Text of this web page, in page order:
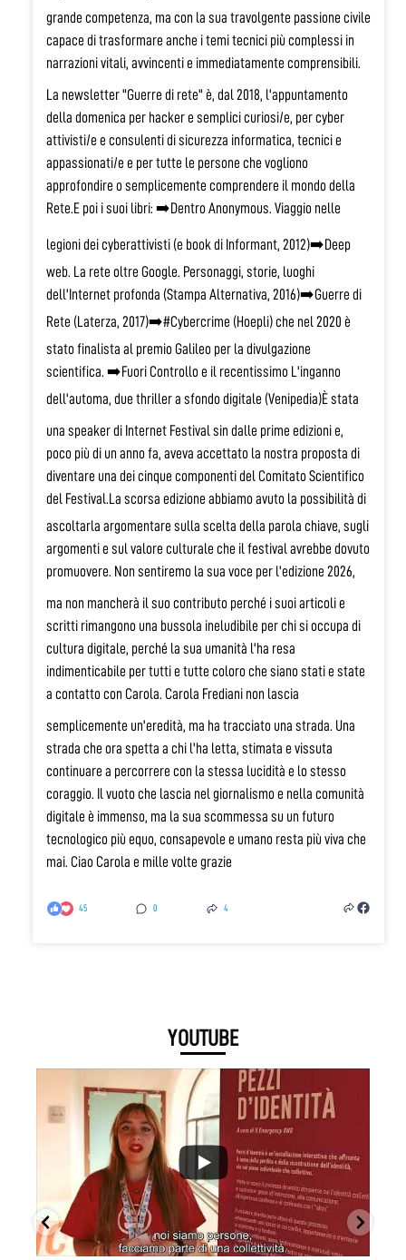
grande competenza, ma con la sua travolgente passione civile
capace di trasformare anche i temi tecnici più complessi in
narrazioni vitali, avvincenti e immediatamente comprensibili.
La newsletter "Guerre di rete" è, dal 2018, l'appuntamento
della domenica per hacker e semplici curiosi/e, per cyber
attivisti/e e consulenti di sicurezza informatica, tecnici e
appassionati/e e per tutte le persone che vogliono
approfondire o semplicemente comprendere il mondo della
Rete.E poi i suoi libri: ➡️Dentro Anonymous. Viaggio nelle
legioni dei cyberattivisti (e book di Informant, 2012)➡️Deep
web. La rete oltre Google. Personaggi, storie, luoghi
dell'Internet profonda (Stampa Alternativa, 2016)➡️Guerre di
Rete (Laterza, 2017)➡️#Cybercrime (Hoepli) che nel 2020 è
stato finalista al premio Galileo per la divulgazione
scientifica. ➡️Fuori Controllo e il recentissimo L'inganno
dell'automa, due thriller a sfondo digitale (Venipedia)È stata
una speaker di Internet Festival sin dalle prime edizioni e,
poco più di un anno fa, aveva accettato la nostra proposta di
diventare una dei cinque componenti del Comitato Scientifico
del Festival.La scorsa edizione abbiamo avuto la possibilità di
ascoltarla argomentare sulla scelta della parola chiave, sugli
argomenti e sul valore culturale che il festival avrebbe dovuto
promuovere. Non sentiremo la sua voce per l'edizione 2026,
ma non mancherà il suo contributo perché i suoi articoli e
scritti rimangono una bussola ineludibile per chi si occupa di
cultura digitale, perché la sua umanità l'ha resa
indimenticabile per tutti e tutte coloro che siano stati e state
a contatto con Carola. Carola Frediani non lascia
semplicemente un'eredità, ma ha tracciato una strada. Una
strada che ora spetta a chi l'ha letta, stimata e vissuta
continuare a percorrere con la stessa lucidità e lo stesso
coraggio. Il vuoto che lascia nel giornalismo e nella comunità
digitale è immenso, ma la sua scommessa su un futuro
tecnologico più equo, consapevole e umano resta più viva che
mai. Ciao Carola e mille volte grazie
45 0 4
YOUTUBE
...